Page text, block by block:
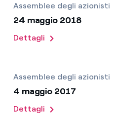
Assemblee degli azionisti
24 maggio 2018
Dettagli
Assemblee degli azionisti
4 maggio 2017
Dettagli